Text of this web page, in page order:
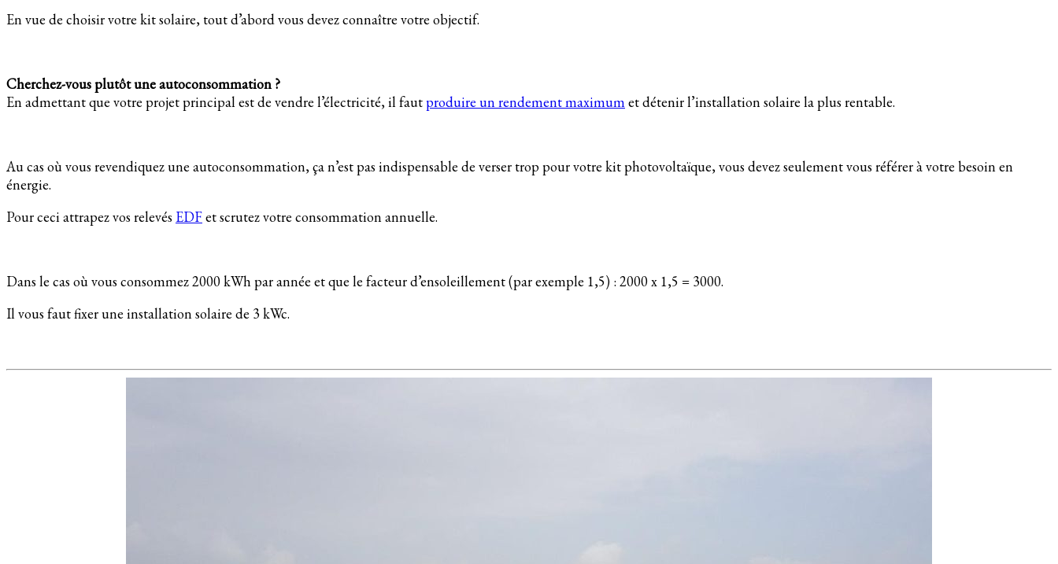
En vue de choisir votre kit solaire, tout d’abord vous devez connaître votre objectif.
Cherchez-vous plutôt une autoconsommation ?
En admettant que votre projet principal est de vendre l’électricité, il fautproduire un rendement maximumet détenir l’installation solaire la plus rentable.
Au cas où vous revendiquez une autoconsommation, ça n’est pas indispensable de verser trop pour votre kit photovoltaïque, vous devez seulement vous référer à votre besoin en
énergie.
Pour ceci attrapez vos relevés EDFet scrutez votre consommation annuelle.
Dans le cas où vous consommez 2000 kWh par année et que le facteur d’ensoleillement (par exemple 1,5) : 2000 x 1,5 = 3000.
Il vous faut fixer une installation solaire de 3 kWc.